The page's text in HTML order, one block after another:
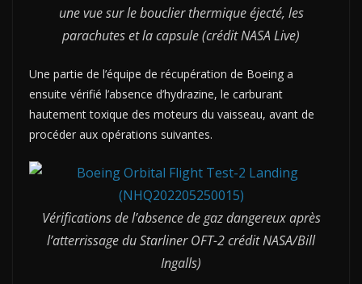
une vue sur le bouclier thermique éjecté, les
parachutes et la capsule (crédit NASA Live)
Une partie de l’équipe de récupération de Boeing a
ensuite vérifié l’absence d’hydrazine, le carburant
hautement toxique des moteurs du vaisseau, avant de
procéder aux opérations suivantes.
Vérifications de l’absence de gaz dangereux après
l’atterrissage du Starliner OFT-2 crédit NASA/Bill
Ingalls)